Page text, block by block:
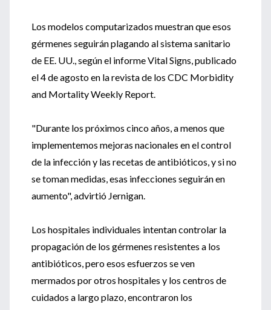
Los modelos computarizados muestran que esos
gérmenes seguirán plagando al sistema sanitario
de EE. UU., según el informe Vital Signs, publicado
el 4 de agosto en la revista de los CDC Morbidity
and Mortality Weekly Report.
"Durante los próximos cinco años, a menos que
implementemos mejoras nacionales en el control
de la infección y las recetas de antibióticos, y si no
se toman medidas, esas infecciones seguirán en
aumento", advirtió Jernigan.
Los hospitales individuales intentan controlar la
propagación de los gérmenes resistentes a los
antibióticos, pero esos esfuerzos se ven
mermados por otros hospitales y los centros de
cuidados a largo plazo, encontraron los